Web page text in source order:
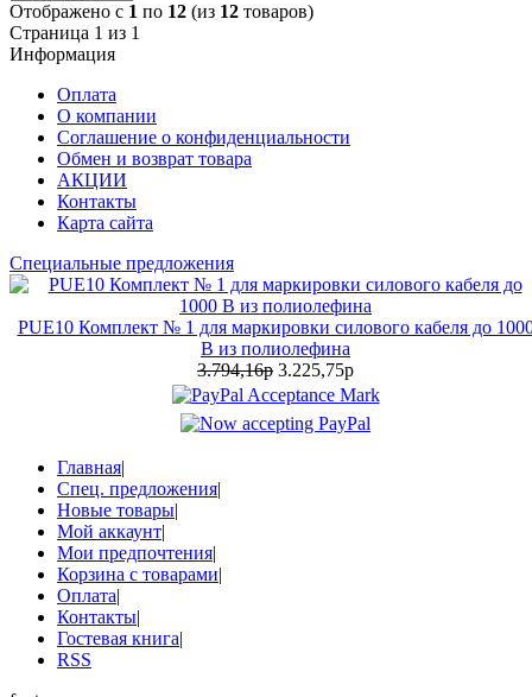
Отображено с 1 по 12 (из 12 товаров)
Страница 1 из 1
Информация
Оплата
О компании
Соглашение о конфиденциальности
Обмен и возврат товара
АКЦИИ
Контакты
Карта сайта
Специальные предложения
PUE10 Комплект № 1 для маркировки силового кабеля до
В из полиолефина
3.794,16р 3.225,75р
Главная|
Спец. предложения|
Новые товары|
Мой аккаунт|
Мои предпочтения|
Корзина с товарами|
Оплата|
Контакты|
Гостевая книга|
RSS